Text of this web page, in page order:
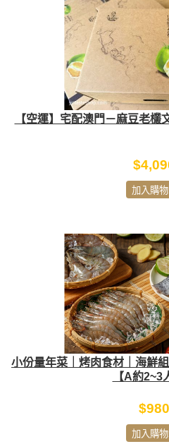
【空運】宅配澳門－麻豆老欉
加入購
小份量年菜｜烤肉食材｜海鮮
【A約2~3
$980
加入購